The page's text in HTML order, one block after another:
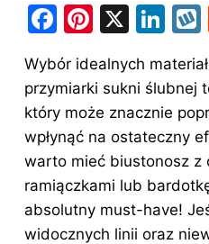
F
a
c
e
b
o
o
k
Pi
er
e
st
X
Li
k
e
dI
n
Wybór idealnych
przymiarki sukni ślubnej
który może znacznie
wpłynąć na ostateczny
warto mieć biustonosz z
ramiączkami lub
absolutny must-have!
widocznych linii oraz